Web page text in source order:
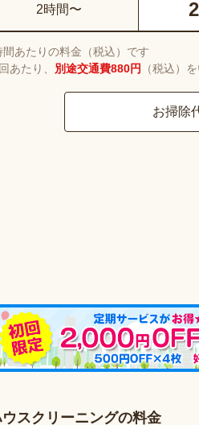
2時間〜
間あたりの料金（税込）です
あたり、 別途交通費880円 （税込）
お掃除
スクリーニングの料金